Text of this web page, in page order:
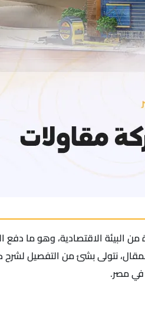
الاقتصادية، وهو ما
نتولى بشئ من التفصيل
في مصر.